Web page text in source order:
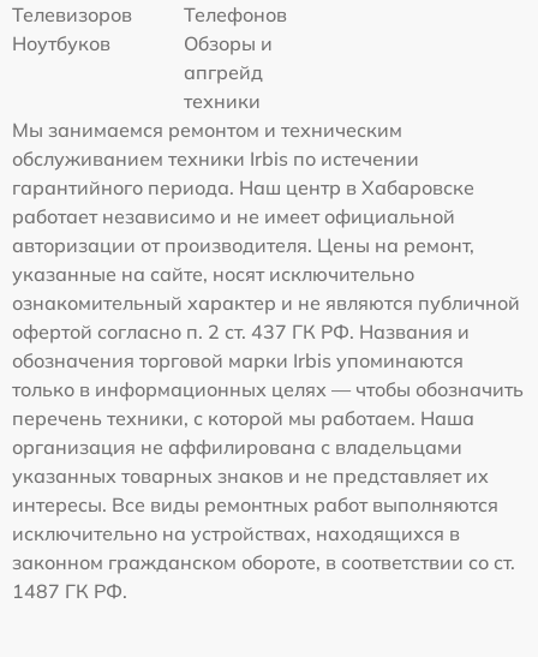
Телевизоров
Телефонов
Ноутбуков
Обзоры и
апгрейд
техники
Мы занимаемся ремонтом и техническим
обслуживанием техники Irbis по истечении
гарантийного периода. Наш центр в Хабаровске
работает независимо и не имеет официальной
авторизации от производителя. Цены на ремонт,
указанные на сайте, носят исключительно
ознакомительный характер и не являются публичной
офертой согласно п. 2 ст. 437 ГК РФ. Названия и
обозначения торговой марки Irbis упоминаются
только в информационных целях — чтобы обозначить
перечень техники, с которой мы работаем. Наша
организация не аффилирована с владельцами
указанных товарных знаков и не представляет их
интересы. Все виды ремонтных работ выполняются
исключительно на устройствах, находящихся в
законном гражданском обороте, в соответствии со ст.
1487 ГК РФ.